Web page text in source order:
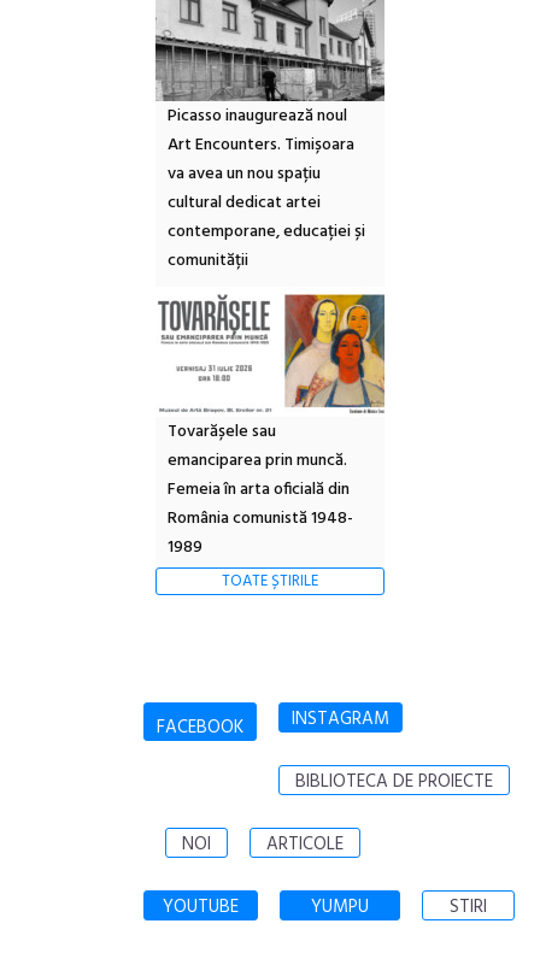
Picasso inaugurează noul
Art Encounters. Timișoara
va avea un nou spațiu
cultural dedicat artei
contemporane, educației și
comunității
Tovarășele sau
emanciparea prin muncă.
Femeia în arta oficială din
România comunistă 1948-
1989
TOATE ȘTIRILE
FACEBOOK INSTAGRAM
BIBLIOTECA DE PROIECTE
NOI ARTICOLE
YOUTUBE YUMPU STIRI